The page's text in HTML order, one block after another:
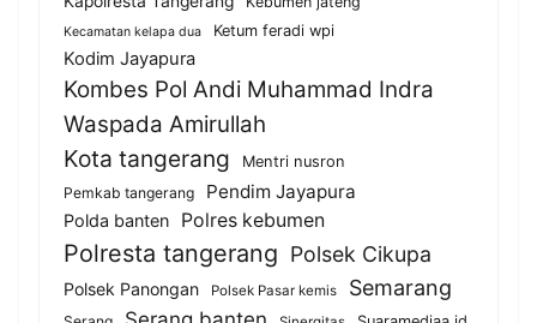
Kecamatan kelapa dua Ketum feradi wpi
Kodim Jayapura
Kombes Pol Andi Muhammad Indra
Waspada Amirullah
Kota tangerang
Mentri nusron
Pemkab tangerang
Pendim Jayapura
Polda banten Polres kebumen
Polresta tangerang Polsek Cikupa
Polsek Panongan Polsek Pasar kemis Semarang